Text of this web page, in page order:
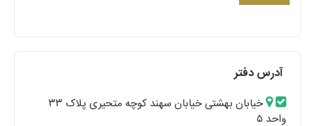
آدرس دفتر
خیابان بهشتی خیابان سهند کوچه متحیری پلاک ۳۳
واحد ۵